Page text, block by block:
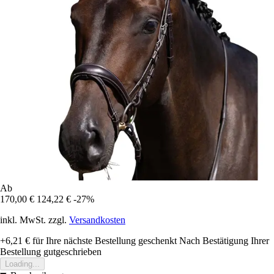
Ab
170,00 € 124,22 € -27%
inkl. MwSt. zzgl. Versandkosten
+6,21 € für Ihre nächste Bestellung geschenkt Nach Bestätigung Ihrer
Bestellung gutgeschrieben
Loading...